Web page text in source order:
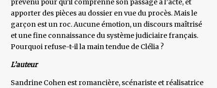
prévenu pour qu’il comprenne son passage à l’acte, et
apporter des pièces au dossier en vue du procès. Mais le
garçon est un roc. Aucune émotion, un discours maîtrisé
et une fine connaissance du système judiciaire français.
Pourquoi refuse-t-il la main tendue de Clélia ?
L’auteur
Sandrine Cohen est romancière, scénariste et réalisatrice